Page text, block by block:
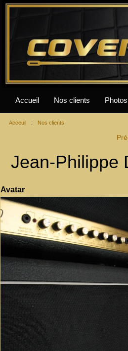
Accueil Nos clients Photos
Acceuil : Nos clients
Jean-Philippe
Avatar